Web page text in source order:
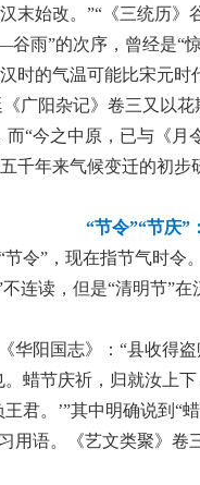
末始改。”“《三统历
谷雨”的次序，曾经是
时的气温可能比宋元
广阳杂记》卷三又以
“今之中原，已与《月
千年来气候变迁的初步
“节令”“节庆”
节令”，现在指节气时
连读，但是“清明节”
华阳国志》：“县收得
蜡节庆祈，归就汝上
君。’”其中明确说到“
用语。《艺文类聚》